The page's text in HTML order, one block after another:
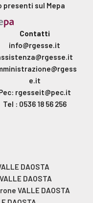
presenti sul Mepa
Contatti
info@rgesse.it
e.it
rgesseit@pec.it
Tel : 0536 18 56 256
DAOSTA
DAOSTA
VALLE DAOSTA